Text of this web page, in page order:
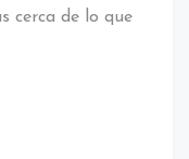
cerca de lo que